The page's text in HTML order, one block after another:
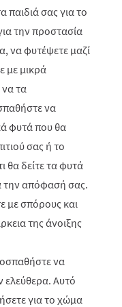
παιδιά σας για το
την προστασία
να φυτέψετε μαζί
με μικρά
να τα
να
φυτά που θα
σας ή το
θα δείτε τα φυτά
την απόφασή σας.
με σπόρους και
της άνοιξης
να
ελεύθερα. Αυτό
για το χώμα